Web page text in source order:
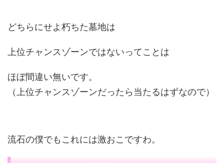
どちらにせよ朽ちた墓地は
上位チャンスゾーンではないってことは
ほぼ間違い無いです。
（上位チャンスゾーンだったら当たるはずなので）
流石の僕でもこれには激おこですわ。